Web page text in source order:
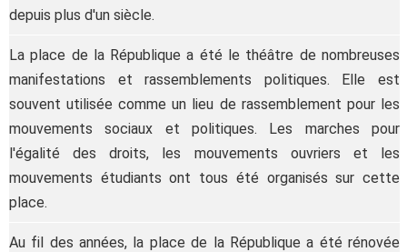
depuis plus d'un siècle.
La place de la République a été le théâtre de nombreuses
manifestations et rassemblements politiques. Elle est
souvent utilisée comme un lieu de rassemblement pour les
mouvements sociaux et politiques. Les marches pour
l'égalité des droits, les mouvements ouvriers et les
mouvements étudiants ont tous été organisés sur cette
place.
Au fil des années, la place de la République a été rénovée